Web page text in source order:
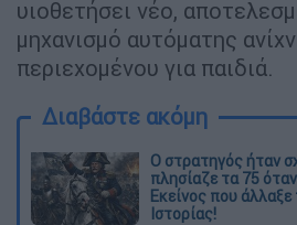
υιοθετήσει νέο,
μηχανισμό αυτόματης
περιεχομένου για παιδιά.
Διαβάστε ακόμη
O στρατηγός ήταν
πλησίαζε τα 75
Εκείνος που
Ιστορίας!